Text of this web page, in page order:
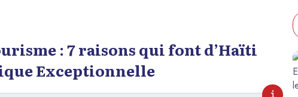
: 7 raisons qui font d’Haïti
Exceptionnelle